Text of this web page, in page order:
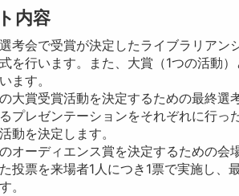
内容
考会で受賞が決定したライブラリアン
を行います。また、大賞（1つの活動
ます。
大賞受賞活動を決定するための最終
プレゼンテーションをそれぞれに行
動を決定します。
オーディエンス賞を決定するための
投票を来場者1人につき1票で実施し、
。